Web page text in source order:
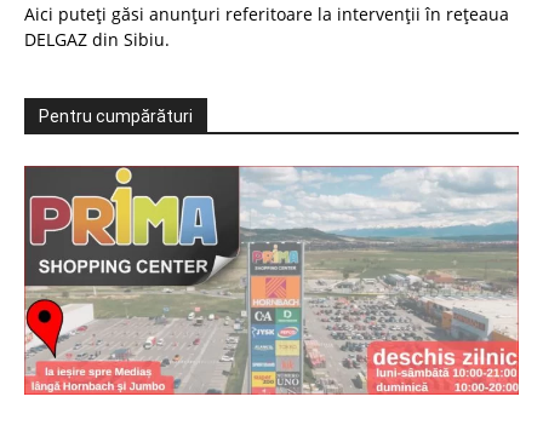
Aici puteți găsi anunțuri referitoare la intervenții în rețeaua
DELGAZ din Sibiu.
Pentru cumpărături